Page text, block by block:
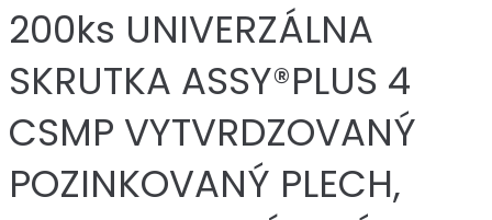
200ks UNIVERZÁLNA
SKRUTKA ASSY®PLUS 4
CSMP VYTVRDZOVANÝ
POZINKOVANÝ PLECH,